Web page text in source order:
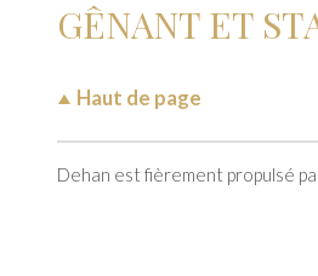
GÊNANT ET
Haut de page
Dehan est fièrement propulsé